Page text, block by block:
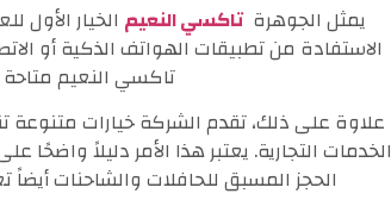
يمثل الجوهرةتاكسي النعيم الخيار
الاستفادة من تطبيقات الهواتف الذكية أو
تاكسي النعيم
علاوة على ذلك، تقدم الشركة خيارات متنوعة
الخدمات التجارية. يعتبر هذا الأمر دليلاً
الحجز المسبق للحافلات والشاحنات